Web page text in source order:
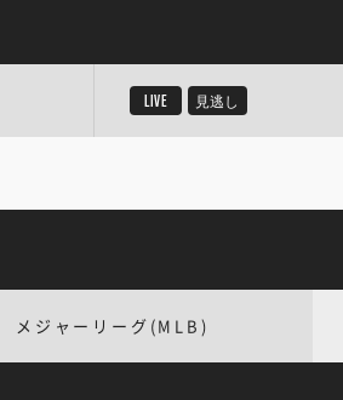
LIVE 見逃し
メジャーリーグ(MLB)